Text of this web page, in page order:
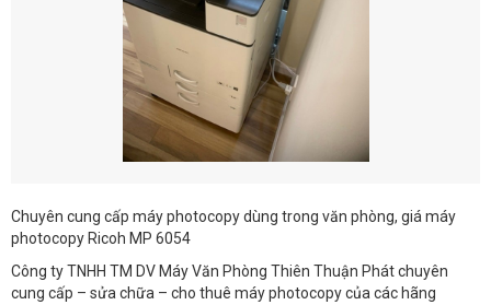
Chuyên cung cấp máy photocopy dùng trong văn phòng, giá máy
photocopy Ricoh MP 6054
Công ty TNHH TM DV Máy Văn Phòng Thiên Thuận Phát chuyên
cung cấp – sửa chữa – cho thuê máy photocopy của các hãng